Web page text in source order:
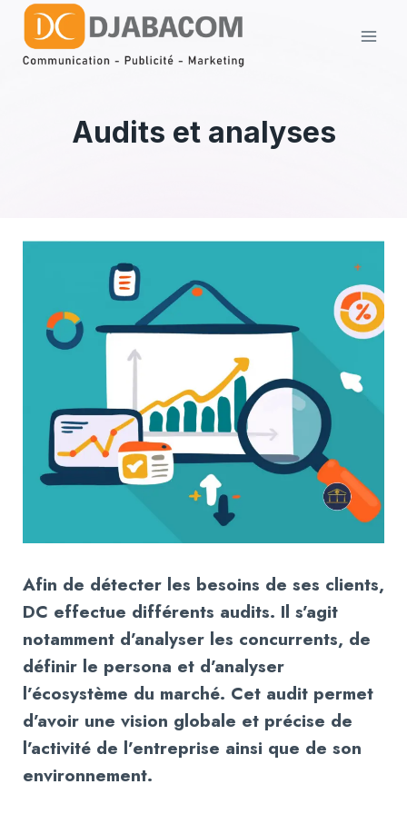
Aller
contenu
Audits et analyses
Afin de détecter les besoins de ses clients,
DC effectue différents audits. Il s’agit
notamment d’analyser les concurrents, de
définir le persona et d’analyser
l’écosystème du marché. Cet audit permet
d’avoir une vision globale et précise de
l’activité de l’entreprise ainsi que de son
environnement.